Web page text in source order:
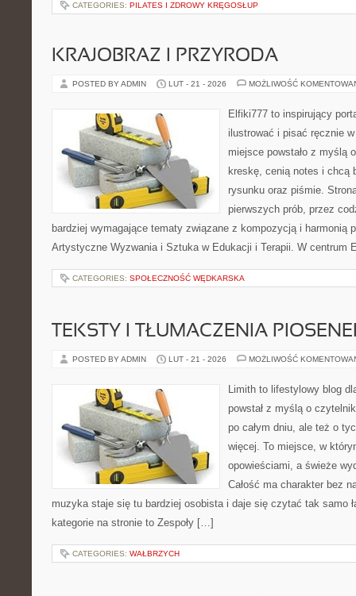
CATEGORIES: PILATES I ZDROWY KRĘGOSŁUP
KRAJOBRAZ I PRZYRODA
POSTED BY ADMIN LUT - 21 - 2026 MOŻLIWOŚĆ
Elfiki777 to inspirujący
ilustrować i pisać ręcznie
miejsce powstało z myślą
kreskę, cenią notes i chcą
rysunku oraz piśmie.
pierwszych prób, przez
bardziej wymagające tematy związane z kompozycją i harmonią
Artystyczne Wyzwania i Sztuka w Edukacji i Terapii. W centrum
CATEGORIES: SPOŁECZNOŚĆ WĘDKARSKA
TEKSTY I TŁUMACZENIA
POSTED BY ADMIN LUT - 21 - 2026 MOŻLIWOŚĆ
Limith to lifestylowy blog
powstał z myślą o
po całym dniu, ale też o
więcej. To miejsce, w
opowieściami, a świeże
Całość ma charakter bez
muzyka staje się tu bardziej osobista i daje się czytać tak samo
kategorie na stronie to Zespoły […]
CATEGORIES: WAŁBRZYCH